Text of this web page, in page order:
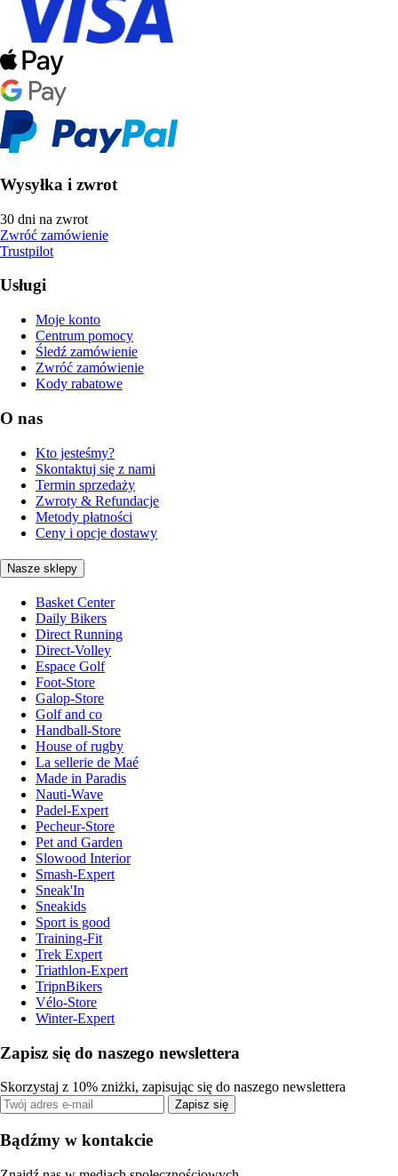
Wysyłka i zwrot
30 dni na zwrot
Zwróć zamówienie
Trustpilot
Usługi
Moje konto
Centrum pomocy
Śledź zamówienie
Zwróć zamówienie
Kody rabatowe
O nas
Kto jesteśmy?
Skontaktuj się z nami
Termin sprzedaży
Zwroty & Refundacje
Metody płatności
Ceny i opcje dostawy
Nasze sklepy
Basket Center
Daily Bikers
Direct Running
Direct-Volley
Espace Golf
Foot-Store
Galop-Store
Golf and co
Handball-Store
House of rugby
La sellerie de Maé
Made in Paradis
Nauti-Wave
Padel-Expert
Pecheur-Store
Pet and Garden
Slowood Interior
Smash-Expert
Sneak'In
Sneakids
Sport is good
Training-Fit
Trek Expert
Triathlon-Expert
TripnBikers
Vélo-Store
Winter-Expert
Zapisz się do naszego newslettera
Skorzystaj z 10% zniżki, zapisując się do naszego newslettera
Zapisz się
Bądźmy w kontakcie